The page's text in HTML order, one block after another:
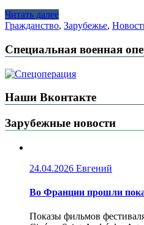
Читать далее
Гражданство, Зарубежье,
Специальная военная
Наши Вконтакте
Зарубежные новости
24.04.2026 Евгений
Во Франции прошли
Показы фильмов